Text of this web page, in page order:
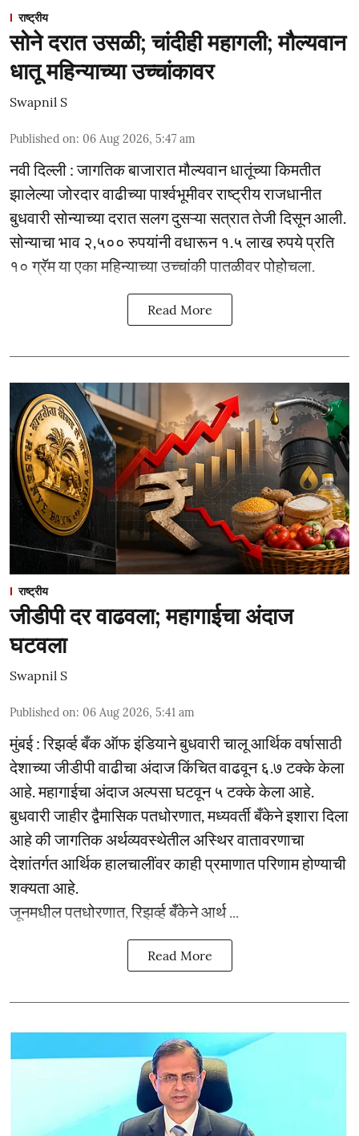
राष्ट्रीय
सोने दरात उसळी; चांदीही महागली; मौल्यवान
धातू महिन्याच्या उच्चांकावर
Swapnil S
Published on: 06 Aug 2026, 5:47 am
नवी दिल्ली : जागतिक बाजारात मौल्यवान धातूंच्या किमतीत
झालेल्या जोरदार वाढीच्या पार्श्वभूमीवर राष्ट्रीय राजधानीत
बुधवारी सोन्याच्या दरात सलग दुसऱ्या सत्रात तेजी दिसून आली.
सोन्याचा भाव २,५०० रुपयांनी वधारून १.५ लाख रुपये प्रति
१० ग्रॅम या एका महिन्याच्या उच्चांकी पातळीवर पोहोचला.
Read More
राष्ट्रीय
जीडीपी दर वाढवला; महागाईचा अंदाज
घटवला
Swapnil S
Published on: 06 Aug 2026, 5:41 am
मुंबई : रिझर्व्ह बँक ऑफ इंडियाने बुधवारी चालू आर्थिक वर्षासाठी
देशाच्या जीडीपी वाढीचा अंदाज किंचित वाढवून ६.७ टक्के केला
आहे. महागाईचा अंदाज अल्पसा घटवून ५ टक्के केला आहे.
बुधवारी जाहीर द्वैमासिक पतधोरणात, मध्यवर्ती बँकेने इशारा दिला
आहे की जागतिक अर्थव्यवस्थेतील अस्थिर वातावरणाचा
देशांतर्गत आर्थिक हालचालींवर काही प्रमाणात परिणाम होण्याची
शक्यता आहे.
जूनमधील पतधोरणात, रिझर्व्ह बँकेने आर्थ ...
Read More